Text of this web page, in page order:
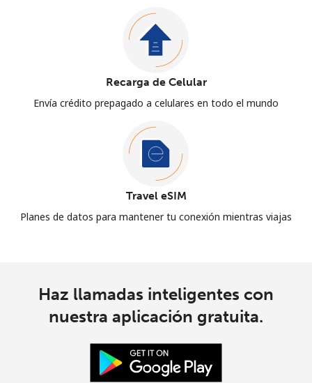
Recarga de Celular
Envía crédito prepagado a celulares en todo el mundo
Travel eSIM
Planes de datos para mantener tu conexión mientras viajas
Haz llamadas inteligentes con
nuestra aplicación gratuita.